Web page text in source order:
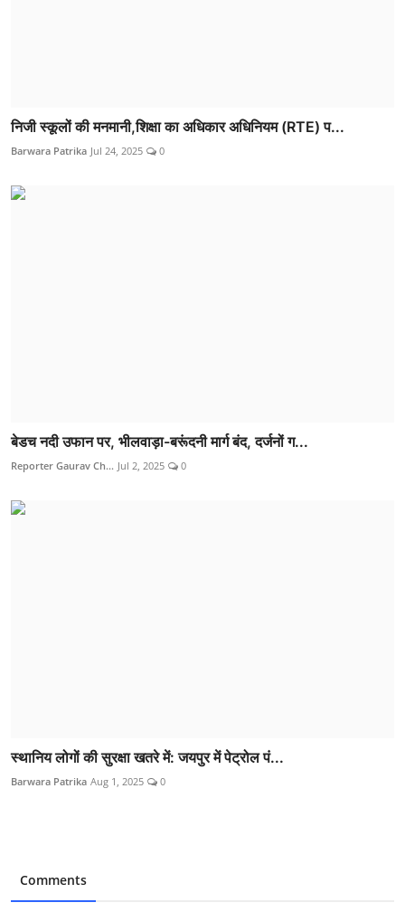
निजी स्कूलों की मनमानी,शिक्षा का अधिकार अधिनियम (RTE) प...
Barwara Patrika Jul 24, 2025 0
बेडच नदी उफान पर, भीलवाड़ा-बरूंदनी मार्ग बंद, दर्जनों ग...
Reporter Gaurav Ch... Jul 2, 2025 0
स्थानिय लोगों की सुरक्षा खतरे में: जयपुर में पेट्रोल पं...
Barwara Patrika Aug 1, 2025 0
Comments